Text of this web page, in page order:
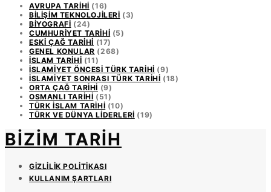
AVRUPA TARIHI (16)
BILIŞIM TEKNOLOJILERI (3)
BIYOGRAFI (24)
CUMHURIYET TARIHI (5)
ESKI ÇAĞ TARIHI (17)
GENEL KONULAR (268)
İSLAM TARIHI (11)
İSLAMIYET ÖNCESI TÜRK TARIHI (9)
İSLAMIYET SONRASI TÜRK TARIHI (18)
ORTA ÇAĞ TARIHI (9)
OSMANLI TARIHI (51)
TÜRK İSLAM TARIHI (10)
TÜRK VE DÜNYA LIDERLERI (19)
BIZIM TARIH
GIZLILIK POLITIKASI
KULLANIM ŞARTLARI